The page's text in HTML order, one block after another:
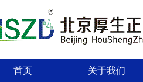
首页 关于我们